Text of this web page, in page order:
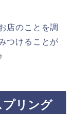
店のことを調
つけることが
プリング